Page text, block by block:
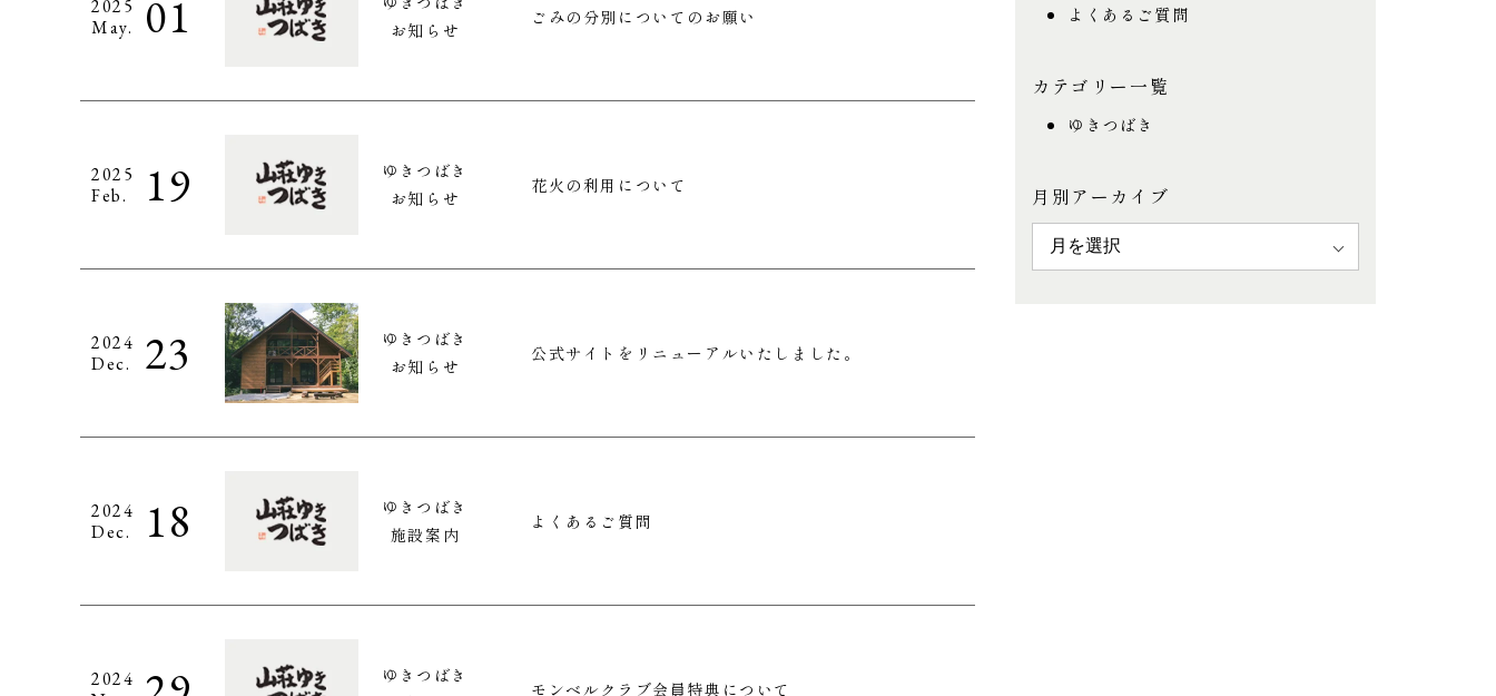
2025
May.
01
お知らせ
ごみの分別についてのお願い
2025
Feb.
19
ゆきつばき
お知らせ
花火の利用について
2024
Dec.
23
ゆきつばき
お知らせ
公式サイトをリニューアルいたしました。
2024
Dec.
18
ゆきつばき
施設案内
よくあるご質問
2024
ゆきつばき
モンベルクラブ会員特典について
よくあるご質問
カテゴリー一覧
ゆきつばき
月別アーカイブ